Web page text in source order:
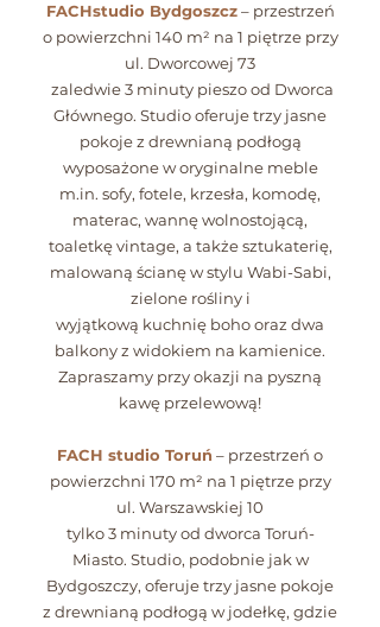
FACHstudio Bydgoszcz– przestrzeń
o powierzchni 140 m² na 1 piętrze przy
ul. Dworcowej 73
zaledwie 3 minuty pieszo od Dworca
Głównego. Studio oferuje trzy jasne
pokoje z drewnianą podłogą
wyposażone w oryginalne meble
m.in. sofy, fotele, krzesła, komodę,
materac, wannę wolnostojącą,
toaletkę vintage, a także sztukaterię,
malowaną ścianę w stylu Wabi-Sabi,
zielone rośliny i
wyjątkową kuchnię boho oraz dwa
balkony z widokiem na kamienice.
Zapraszamy przy okazji na pyszną
kawę przelewową!
FACH studio Toruń – przestrzeń o
powierzchni 170 m² na 1 piętrze przy
ul. Warszawskiej 10
tylko 3 minuty od dworca Toruń-
Miasto. Studio, podobnie jak w
Bydgoszczy, oferuje trzy jasne pokoje
z drewnianą podłogą w jodełkę, gdzie